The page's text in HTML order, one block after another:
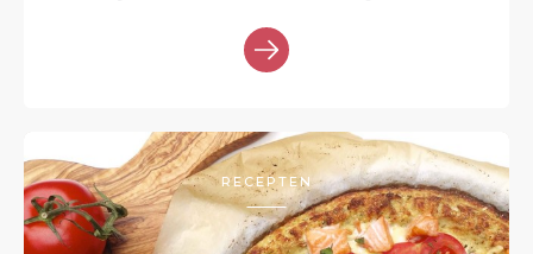
RECEPTEN